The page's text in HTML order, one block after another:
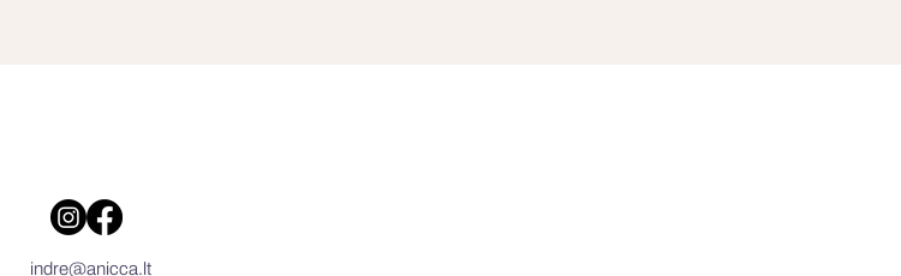
indre@anicca.lt